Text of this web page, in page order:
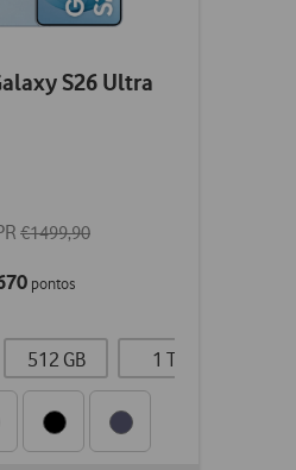
S26 Ultra
€1499,90
pontos
512 GB 1 TB